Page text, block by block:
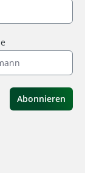
Abonnieren